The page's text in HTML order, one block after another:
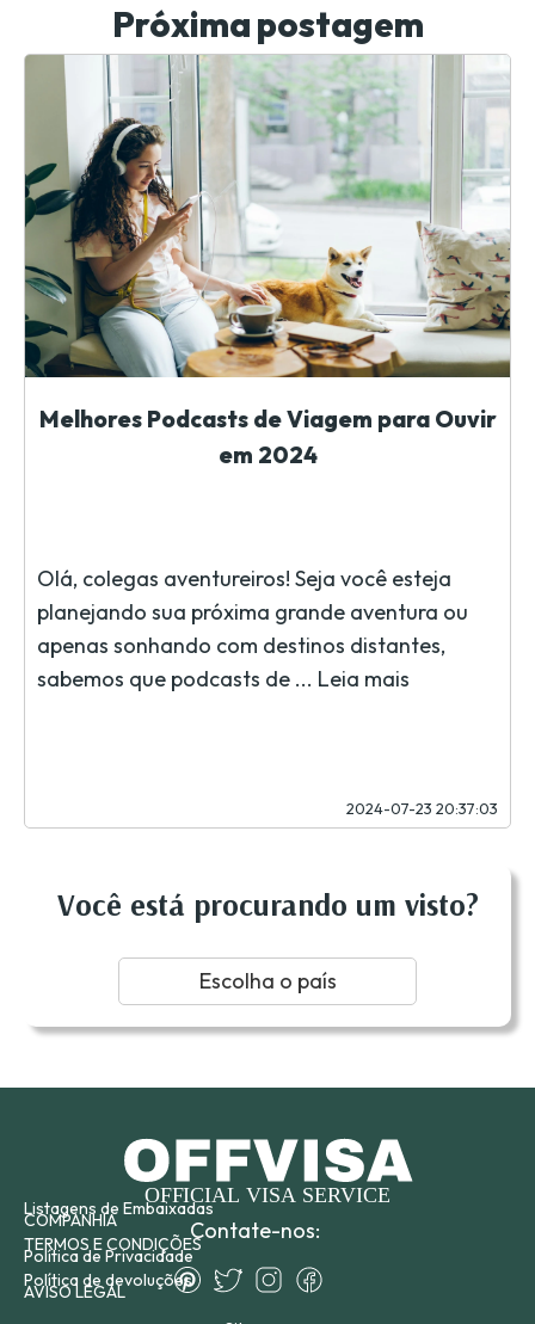
Próxima postagem
Melhores Podcasts de Viagem para Ouvir
em 2024
Olá, colegas aventureiros! Seja você esteja
planejando sua próxima grande aventura ou
apenas sonhando com destinos distantes,
sabemos que podcasts de ... Leia mais
2024-07-23 20:37:03
Você está procurando um visto?
Escolha o país
COMPANHIA
Política de Privacidade
AVISO LEGAL
Listagens de Embaixadas
TERMOS E CONDIÇÕES
Política de devoluções
Contate-nos: